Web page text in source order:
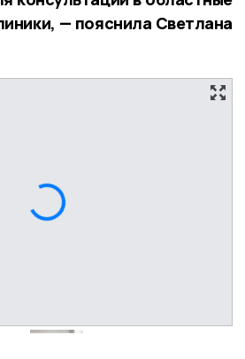
— пояснила Светлана